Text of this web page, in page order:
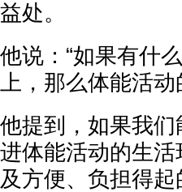
益处。
他说：“如果有什
上，那么体能活动
他提到，如果我
进体能活动的生
及方便、负担得